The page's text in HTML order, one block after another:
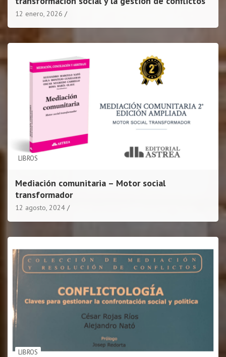
12 enero, 2026
LIBROS
Mediación comunitaria – Motor social
transformador
12 agosto, 2024
LIBROS